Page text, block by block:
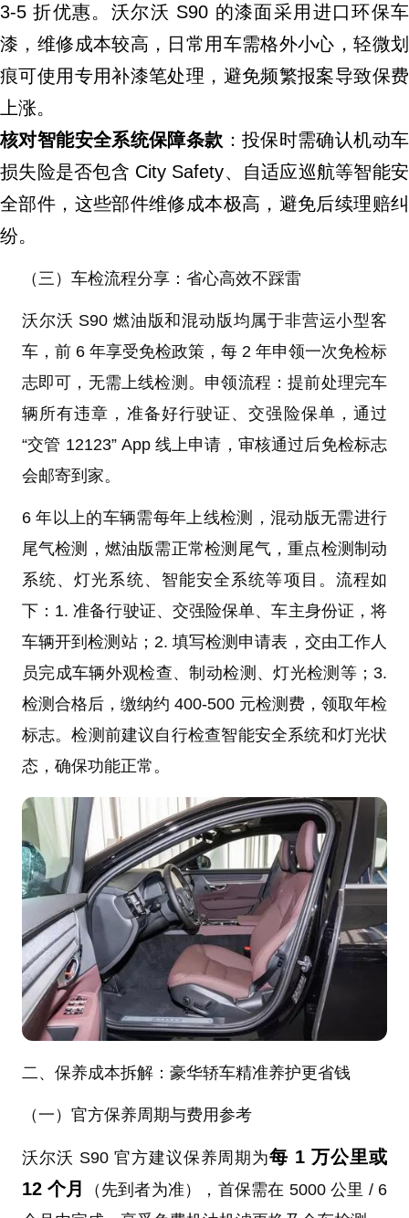
3-5 折优惠。沃尔沃 S90 的漆面采用进口环保车
漆，维修成本较高，日常用车需格外小心，轻微划
痕可使用专用补漆笔处理，避免频繁报案导致保费
上涨。
核对智能安全系统保障条款 ：投保时需确认机动车
损失险是否包含 City Safety、自适应巡航等智能安
全部件，这些部件维修成本极高，避免后续理赔纠
纷。
（三）车检流程分享：省心高效不踩雷
沃尔沃 S90 燃油版和混动版均属于非营运小型客
车，前 6 年享受免检政策，每 2 年申领一次免检标
志即可，无需上线检测。申领流程：提前处理完车
辆所有违章，准备好行驶证、交强险保单，通过
“交管 12123” App 线上申请，审核通过后免检标志
会邮寄到家。
6 年以上的车辆需每年上线检测，混动版无需进行
尾气检测，燃油版需正常检测尾气，重点检测制动
系统、灯光系统、智能安全系统等项目。流程如
下：1. 准备行驶证、交强险保单、车主身份证，将
车辆开到检测站；2. 填写检测申请表，交由工作人
员完成车辆外观检查、制动检测、灯光检测等；3.
检测合格后，缴纳约 400-500 元检测费，领取年检
标志。检测前建议自行检查智能安全系统和灯光状
态，确保功能正常。
二、保养成本拆解：豪华轿车精准养护更省钱
（一）官方保养周期与费用参考
沃尔沃 S90 官方建议保养周期为每 1 万公里或
12 个月
（先到者为准），首保需在 5000 公里 / 6